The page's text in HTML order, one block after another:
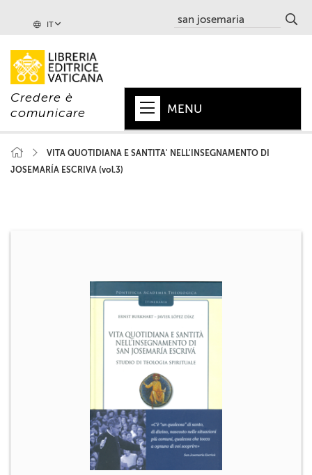
IT
Credere è
comunicare
MENU
COLLANE
CEI
AUTORI VARI
VITA QUOTIDIANA E SANTITA' NELL'INSEGNAMENTO DI
JOSEMARÍA ESCRIVA (vol.3)